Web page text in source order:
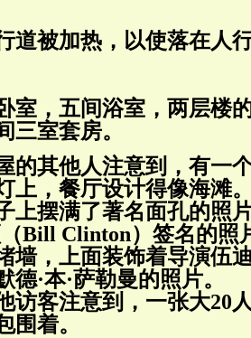
道被加热，以使落在人
室，五间浴室，两层楼
三室套房。
的其他人注意到，有一
上，餐厅设计得像海滩
上摆满了著名面孔的照
Bill Clinton）签名的照
墙，上面装饰着导演伍
德·本·萨勒曼的照片。
访客注意到，一张大20
围着。